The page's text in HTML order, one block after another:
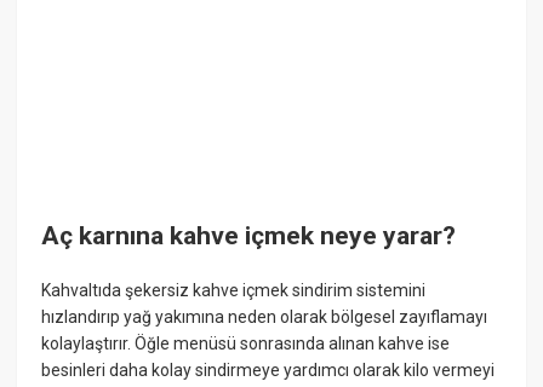
Aç karnına kahve içmek neye yarar?
Kahvaltıda şekersiz kahve içmek sindirim sistemini
hızlandırıp yağ yakımına neden olarak bölgesel zayıflamayı
kolaylaştırır. Öğle menüsü sonrasında alınan kahve ise
besinleri daha kolay sindirmeye yardımcı olarak kilo vermeyi